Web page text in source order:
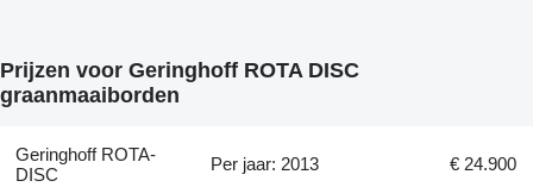
Prijzen voor Geringhoff ROTA DISC
graanmaaiborden
Geringhoff ROTA-
DISC
Per jaar: 2013 € 24.900